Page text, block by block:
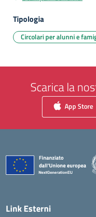
Tipologia
Circolari per alunni e
Scarica la
App Store
Link Esterni